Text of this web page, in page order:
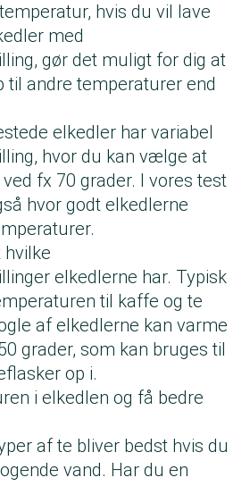
hvis du vil lave
med
gør det muligt for dig at
til andre temperaturer end
elkedler har variabel
hvor du kan vælge at
fx 70 grader. I vores test
hvor godt elkedlerne
hvilke
elkedlerne har. Typisk
til kaffe og te
af elkedlerne kan varme
grader, som kan bruges til
op i.
i elkedlen og få bedre
af te bliver bedst hvis du
vand. Har du en